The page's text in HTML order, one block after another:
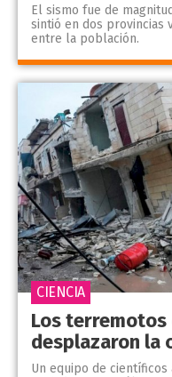
El sismo fue de
sintió en dos provincias
entre la población.
Los terremotos
desplazaron la
Un equipo de científicos
CIENCIA